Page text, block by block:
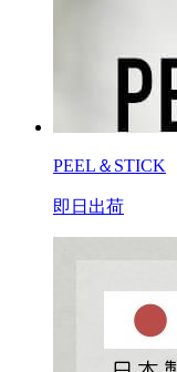
PEEL＆STICK
即日出荷